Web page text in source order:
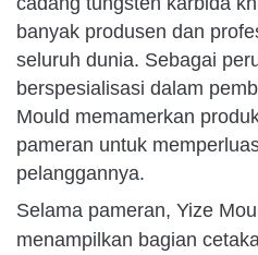
banyak produsen dan
seluruh dunia. Sebagai
berspesialisasi dalam
Mould memamerkan
pameran untuk
pelanggannya.
Selama pameran, Yize
menampilkan bagian